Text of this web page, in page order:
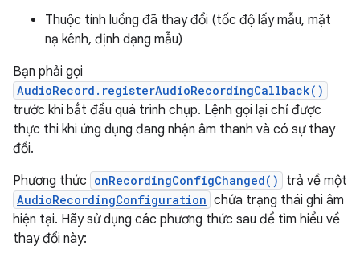
Thuộc tính luồng đã thay đổi (tốc độ lấy mẫu, mặt
nạ kênh, định dạng mẫu)
Bạn phải gọi
AudioRecord.registerAudioRecordingCallback()
trước khi bắt đầu quá trình chụp. Lệnh gọi lại chỉ được
thực thi khi ứng dụng đang nhận âm thanh và có sự thay
đổi.
Phương thức onRecordingConfigChanged() trả về một
AudioRecordingConfiguration chứa trạng thái ghi âm
hiện tại. Hãy sử dụng các phương thức sau để tìm hiểu về
thay đổi này: